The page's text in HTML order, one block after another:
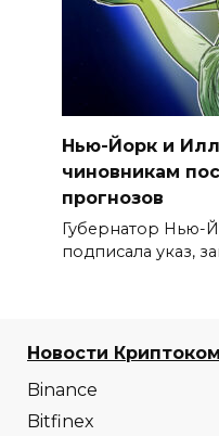
Нью-Йорк и
чиновникам
прогнозов
Губернатор Нью-
подписала указ,
Новости
Binance
Bitfinex